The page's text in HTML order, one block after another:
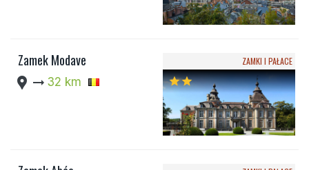
Zamek Modave
location_pin arrow_right_alt 32 km
ZAMKI I PAŁACE
starstar